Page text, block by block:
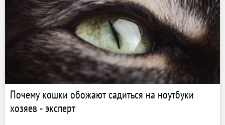
Почему кошки обожают садиться на ноутбуки
хозяев - эксперт